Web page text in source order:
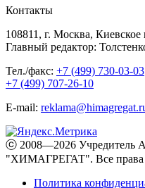
Контакты
108811, г. Москва,
Главный редактор:
Тел./факс: +7 (499) 730-03-03
+7 (499) 707-26-10
E-mail:
ⓒ 2008—2026 Учредитель
"ХИМАГРЕГАТ". Все права
Политика